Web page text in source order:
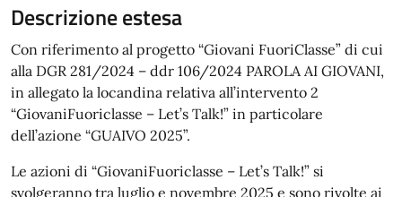
Descrizione estesa
Con riferimento al progetto “Giovani FuoriClasse” di cui
alla DGR 281/2024 – ddr 106/2024 PAROLA AI GIOVANI,
in allegato la locandina relativa all’intervento 2
“GiovaniFuoriclasse – Let’s Talk!” in particolare
dell’azione “GUAIVO 2025”.
Le azioni di “GiovaniFuoriclasse – Let’s Talk!” si
svolgeranno tra luglio e novembre 2025 e sono rivolte ai